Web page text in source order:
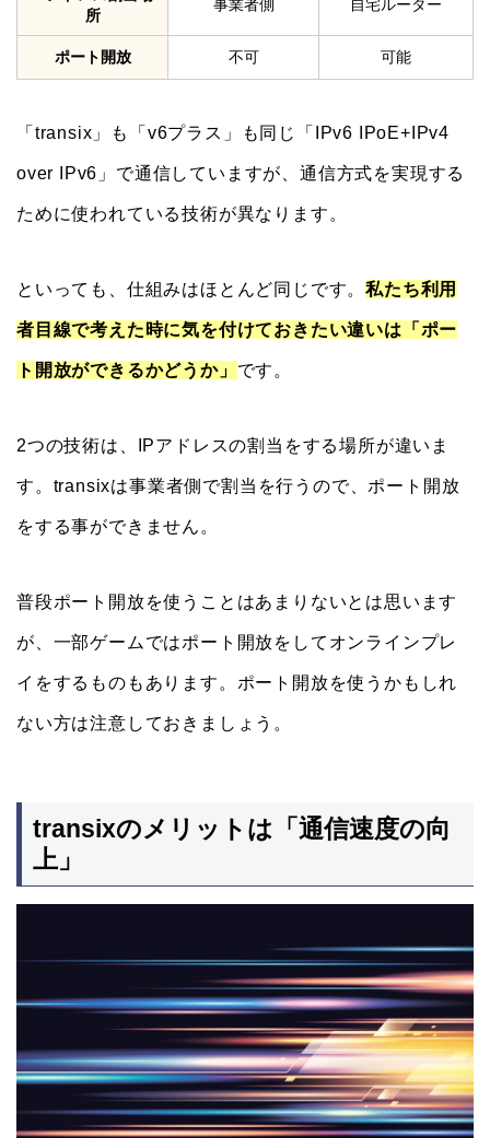
所
事業者側 自宅ルーター
ポート開放 不可 可能
「transix」も「v6プラス」も同じ「IPv6 IPoE+IPv4
over IPv6」で通信していますが、通信方式を実現する
ために使われている技術が異なります。
といっても、仕組みはほとんど同じです。私たち利用
者目線で考えた時に気を付けておきたい違いは「ポー
ト開放ができるかどうか」 です。
2つの技術は、IPアドレスの割当をする場所が違いま
す。transixは事業者側で割当を行うので、ポート開放
をする事ができません。
普段ポート開放を使うことはあまりないとは思います
が、一部ゲームではポート開放をしてオンラインプレ
イをするものもあります。ポート開放を使うかもしれ
ない方は注意しておきましょう。
transixのメリットは「通信速度の向
上」